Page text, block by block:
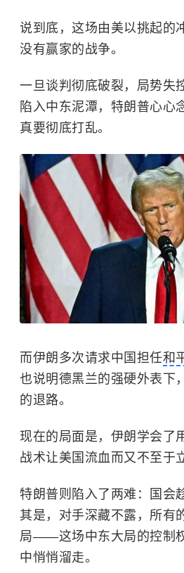
说到底，这场由美以挑起的
没有赢家的战争。
一旦谈判彻底破裂，局势失
陷入中东泥潭，特朗普心心
真要彻底打乱。
而伊朗多次请求中国担任和
也说明德黑兰的强硬外表下
的退路。
现在的局面是，伊朗学会了
战术让美国流血而又不至于
特朗普则陷入了两难：国会
其是，对手深藏不露，所有
局——这场中东大局的控制
中悄悄溜走。